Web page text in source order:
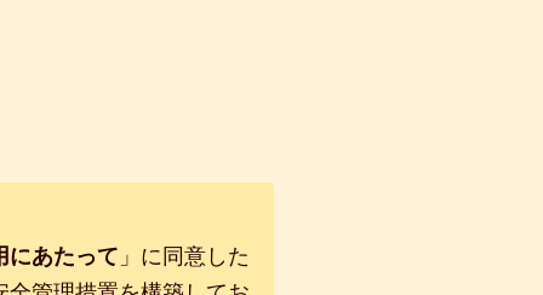
にあたって 」に同意した